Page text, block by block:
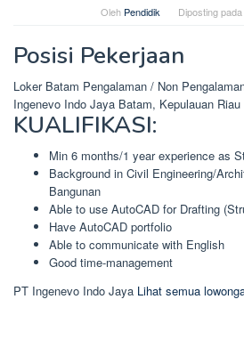
Oleh Pendidik Diposting pada
Posisi Pekerjaan
Loker Batam Pengalaman / Non
Ingenevo Indo Jaya Batam, Kepulauan
KUALIFIKASI:
Min 6 months/1 year experience as
Background in Civil Engineering/
Bangunan
Able to use AutoCAD for Drafting
Have AutoCAD portfolio
Able to communicate with English
Good time-management
PT Ingenevo Indo Jaya Lihat semua